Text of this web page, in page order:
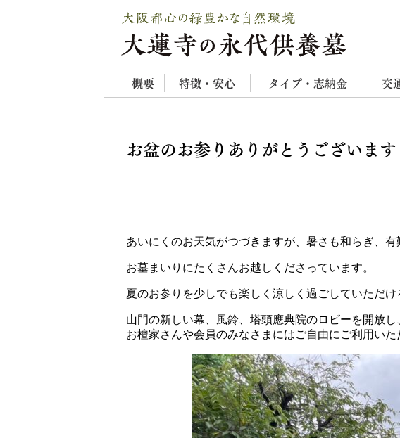
概要 特徴・安心 タイプ・志納金 交
お盆のお参りありがとうございます
あいにくのお天気がつづきますが、暑さも和らぎ、有
お墓まいりにたくさんお越しくださっています。
夏のお参りを少しでも楽しく涼しく過ごしていただ
山門の新しい幕、風鈴、塔頭應典院のロビーを開放し
お檀家さんや会員のみなさまにはご自由にご利用いた